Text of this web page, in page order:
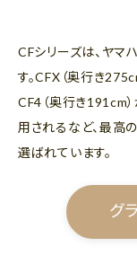
CFシリーズは、ヤマ
す。CFX（奥行き
CF4（奥行き191cm
用されるなど、最高
選ばれています。
グ